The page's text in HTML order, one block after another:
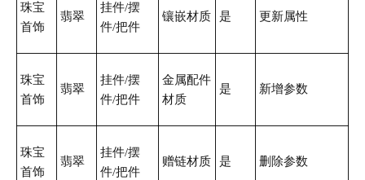
珠宝
首饰
翡翠
挂件/摆
件/把件
镶嵌材质 是 更新属性
珠宝
首饰
翡翠
挂件/摆
件/把件
金属配件
材质
是 新增参数
珠宝
首饰
翡翠
挂件/摆
件/把件
赠链材质 是 删除参数